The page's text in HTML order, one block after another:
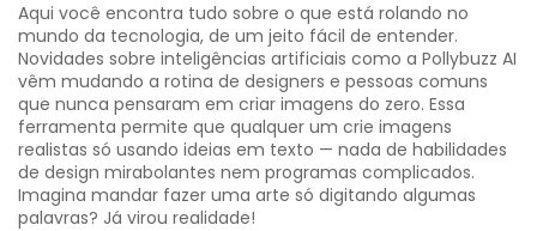
Aqui você encontra tudo sobre o que está rolando no
mundo da tecnologia, de um jeito fácil de entender.
Novidades sobre inteligências artificiais como a Pollybuzz AI
vêm mudando a rotina de designers e pessoas comuns
que nunca pensaram em criar imagens do zero. Essa
ferramenta permite que qualquer um crie imagens
realistas só usando ideias em texto — nada de habilidades
de design mirabolantes nem programas complicados.
Imagina mandar fazer uma arte só digitando algumas
palavras? Já virou realidade!